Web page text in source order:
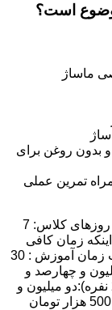
است؟
ماساژ
بدون روغن برای
تمرین عملی
مدت زمان و شهریه دوره آموزش ماساژ :تعداد روزهای کلاس: 7
(به علت اینکه زمان کافی
برای تمرین و مرور همه وجود داشته باشد) مدت زمان آموزش : 30
کلاس گروهی (1 تا 8 نفره) :2 میلیون و چهارصد و
پنجاه هزار تومان شهریه کلاس خصوصی (1 یا 2 نفره):دو میلیون و